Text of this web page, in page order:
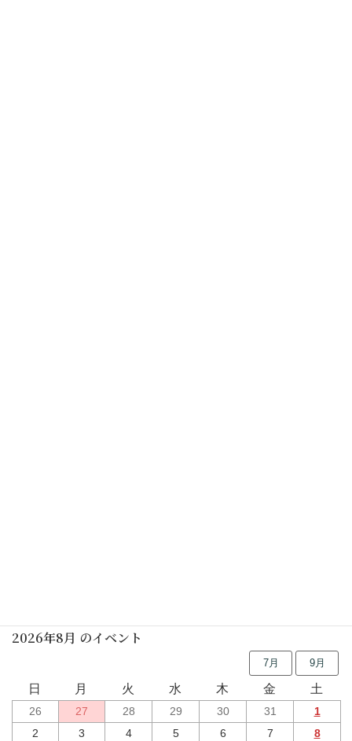
2026年8月 のイベント
7月 9月
日 月 火 水 木 金 土
26 27 28 29 30 31
1
2
3 4 5 6 7
8